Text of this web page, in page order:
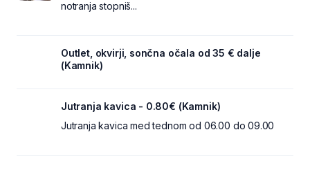
notranja stopniš...
Outlet, okvirji, sončna očala od 35 € dalje
(Kamnik)
Jutranja kavica - 0.80€ (Kamnik)
Jutranja kavica med tednom od 06.00 do 09.00